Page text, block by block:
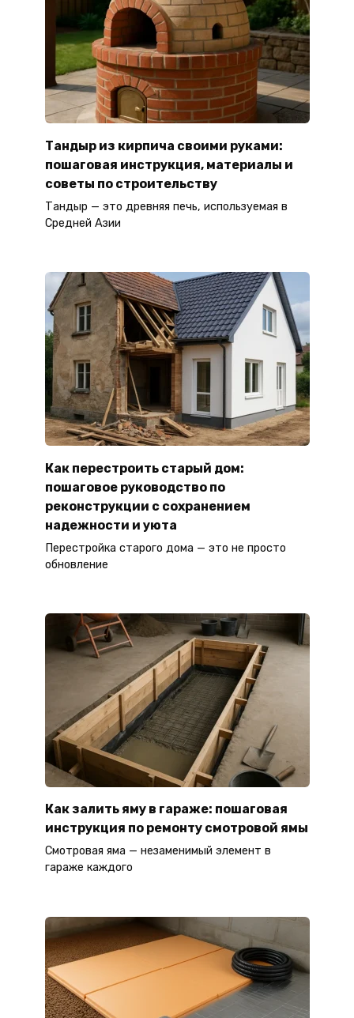
Тандыр из кирпича своими руками:
пошаговая инструкция, материалы и
советы по строительству
Тандыр — это древняя печь, используемая в
Средней Азии
Как перестроить старый дом:
пошаговое руководство по
реконструкции с сохранением
надежности и уюта
Перестройка старого дома — это не просто
обновление
Как залить яму в гараже: пошаговая
инструкция по ремонту смотровой ямы
Смотровая яма — незаменимый элемент в
гараже каждого